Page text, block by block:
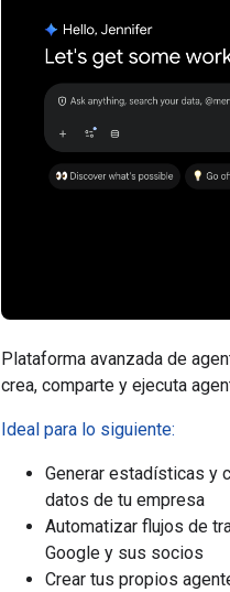
Plataforma avanzada de
crea, comparte y ejecuta
Ideal para lo siguiente:
Generar estadísticas y
datos de tu empresa
Automatizar flujos de
Google y sus socios
Crear tus propios